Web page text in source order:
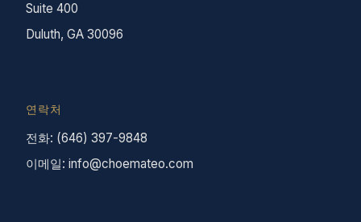
Suite 400
Duluth, GA 30096
연락처
전화: (646) 397-9848
이메일: info@choemateo.com